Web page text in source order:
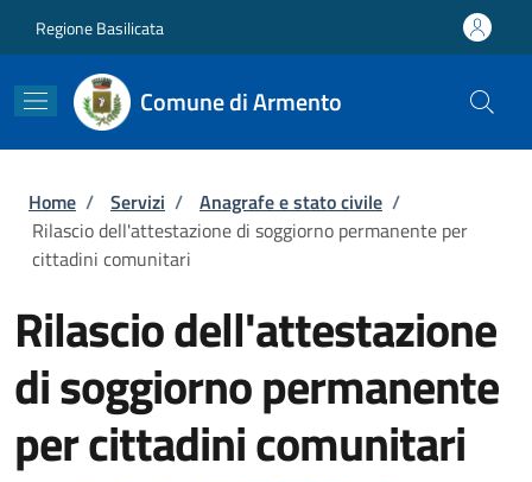
Regione Basilicata
Comune di Armento
Briciole di pane
Home / Servizi / Anagrafe e stato civile /
Rilascio dell'attestazione di soggiorno permanente per
cittadini comunitari
Rilascio dell'attestazione
di soggiorno permanente
per cittadini comunitari